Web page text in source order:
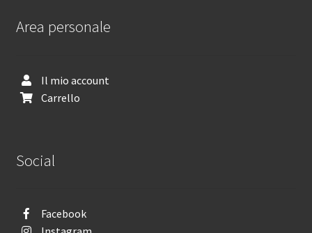
Area personale
Il mio account
Carrello
Social
Facebook